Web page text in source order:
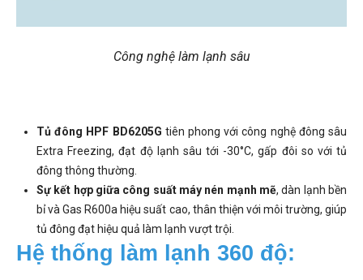
Công nghệ làm lạnh sâu
Tủ đông HPF BD6205G tiên phong với công nghệ đông sâu
Extra Freezing, đạt độ lạnh sâu tới -30°C, gấp đôi so với tủ
đông thông thường.
Sự kết hợp giữa công suất máy nén mạnh mẽ, dàn lạnh bền
bỉ và Gas R600a hiệu suất cao, thân thiện với môi trường, giúp
tủ đông đạt hiệu quả làm lạnh vượt trội.
Hệ thống làm lạnh 360 độ: